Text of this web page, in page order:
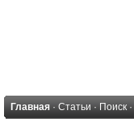
Главная · Статьи · Поиск ·